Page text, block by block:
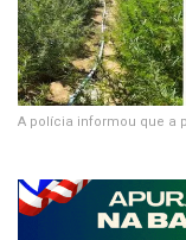
A polícia informou que a